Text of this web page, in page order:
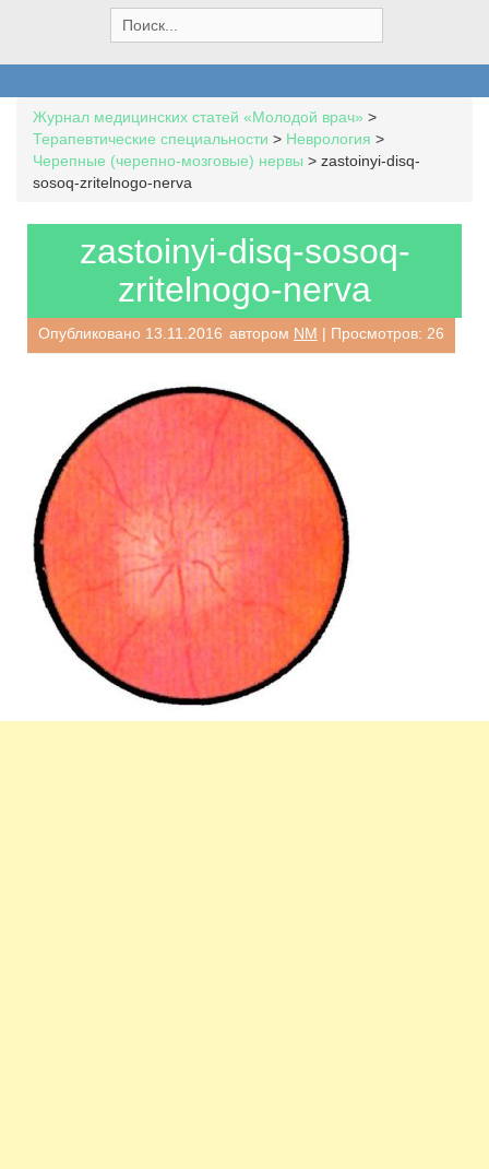
e
a
h
f
o
r
Журнал медицинских статей «Молодой врач» >
Терапевтические специальности > Неврология >
Черепные (черепно-мозговые) нервы > zastoinyi-disq-
sosoq-zritelnogo-nerva
zastoinyi-disq-sosoq-
zritelnogo-nerva
Опубликовано 13.11.2016 автором NM | Просмотров: 26